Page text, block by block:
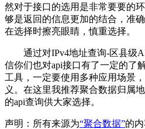
然对于接口的选用是非常要要的
够是返回的信息更加的结合，准
在选择时擦亮眼睛，慎重选择。
通过对IPv4地址查询-区县级
信你们也对api接口有了一定的了
工具，一定要使用多种应用场景
义。在这里我推荐聚合数据归属
的api查询供大家选择。
声明：所有来源为“聚合数据”的